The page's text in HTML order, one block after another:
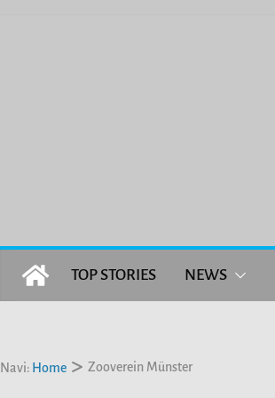
TOP STORIES NEWS
Navi: Home Zooverein Münster